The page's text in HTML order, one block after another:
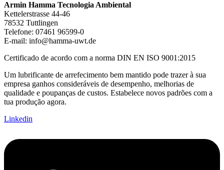
Armin Hamma Tecnologia Ambiental
Kettelerstrasse 44-46
78532 Tuttlingen
Telefone: 07461 96599-0
E-mail: info@hamma-uwt.de
Certificado de acordo com a norma DIN EN ISO 9001:2015
Um lubrificante de arrefecimento bem mantido pode trazer à sua
empresa ganhos consideráveis de desempenho, melhorias de
qualidade e poupanças de custos. Estabelece novos padrões com a
tua produção agora.
Linkedin